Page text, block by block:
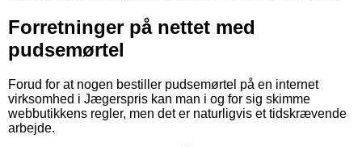
Forretninger på nettet med
pudsemørtel
Forud for at nogen bestiller pudsemørtel på en internet
virksomhed i Jægerspris kan man i og for sig skimme
webbutikkens regler, men det er naturligvis et tidskrævende
arbejde.